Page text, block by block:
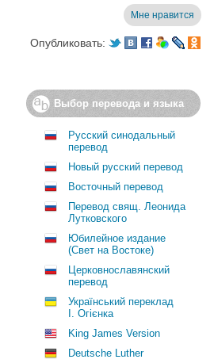
Мне нравится
Опубликовать:
Выбор перевода и языка
Русский синодальный
перевод
Новый русский перевод
Восточный перевод
Перевод свящ. Леонида
Лутковского
Юбилейное издание
(Свет на Востоке)
Церковнославянский
перевод
Український переклад
І. Огієнка
King James Version
Deutsche Luther